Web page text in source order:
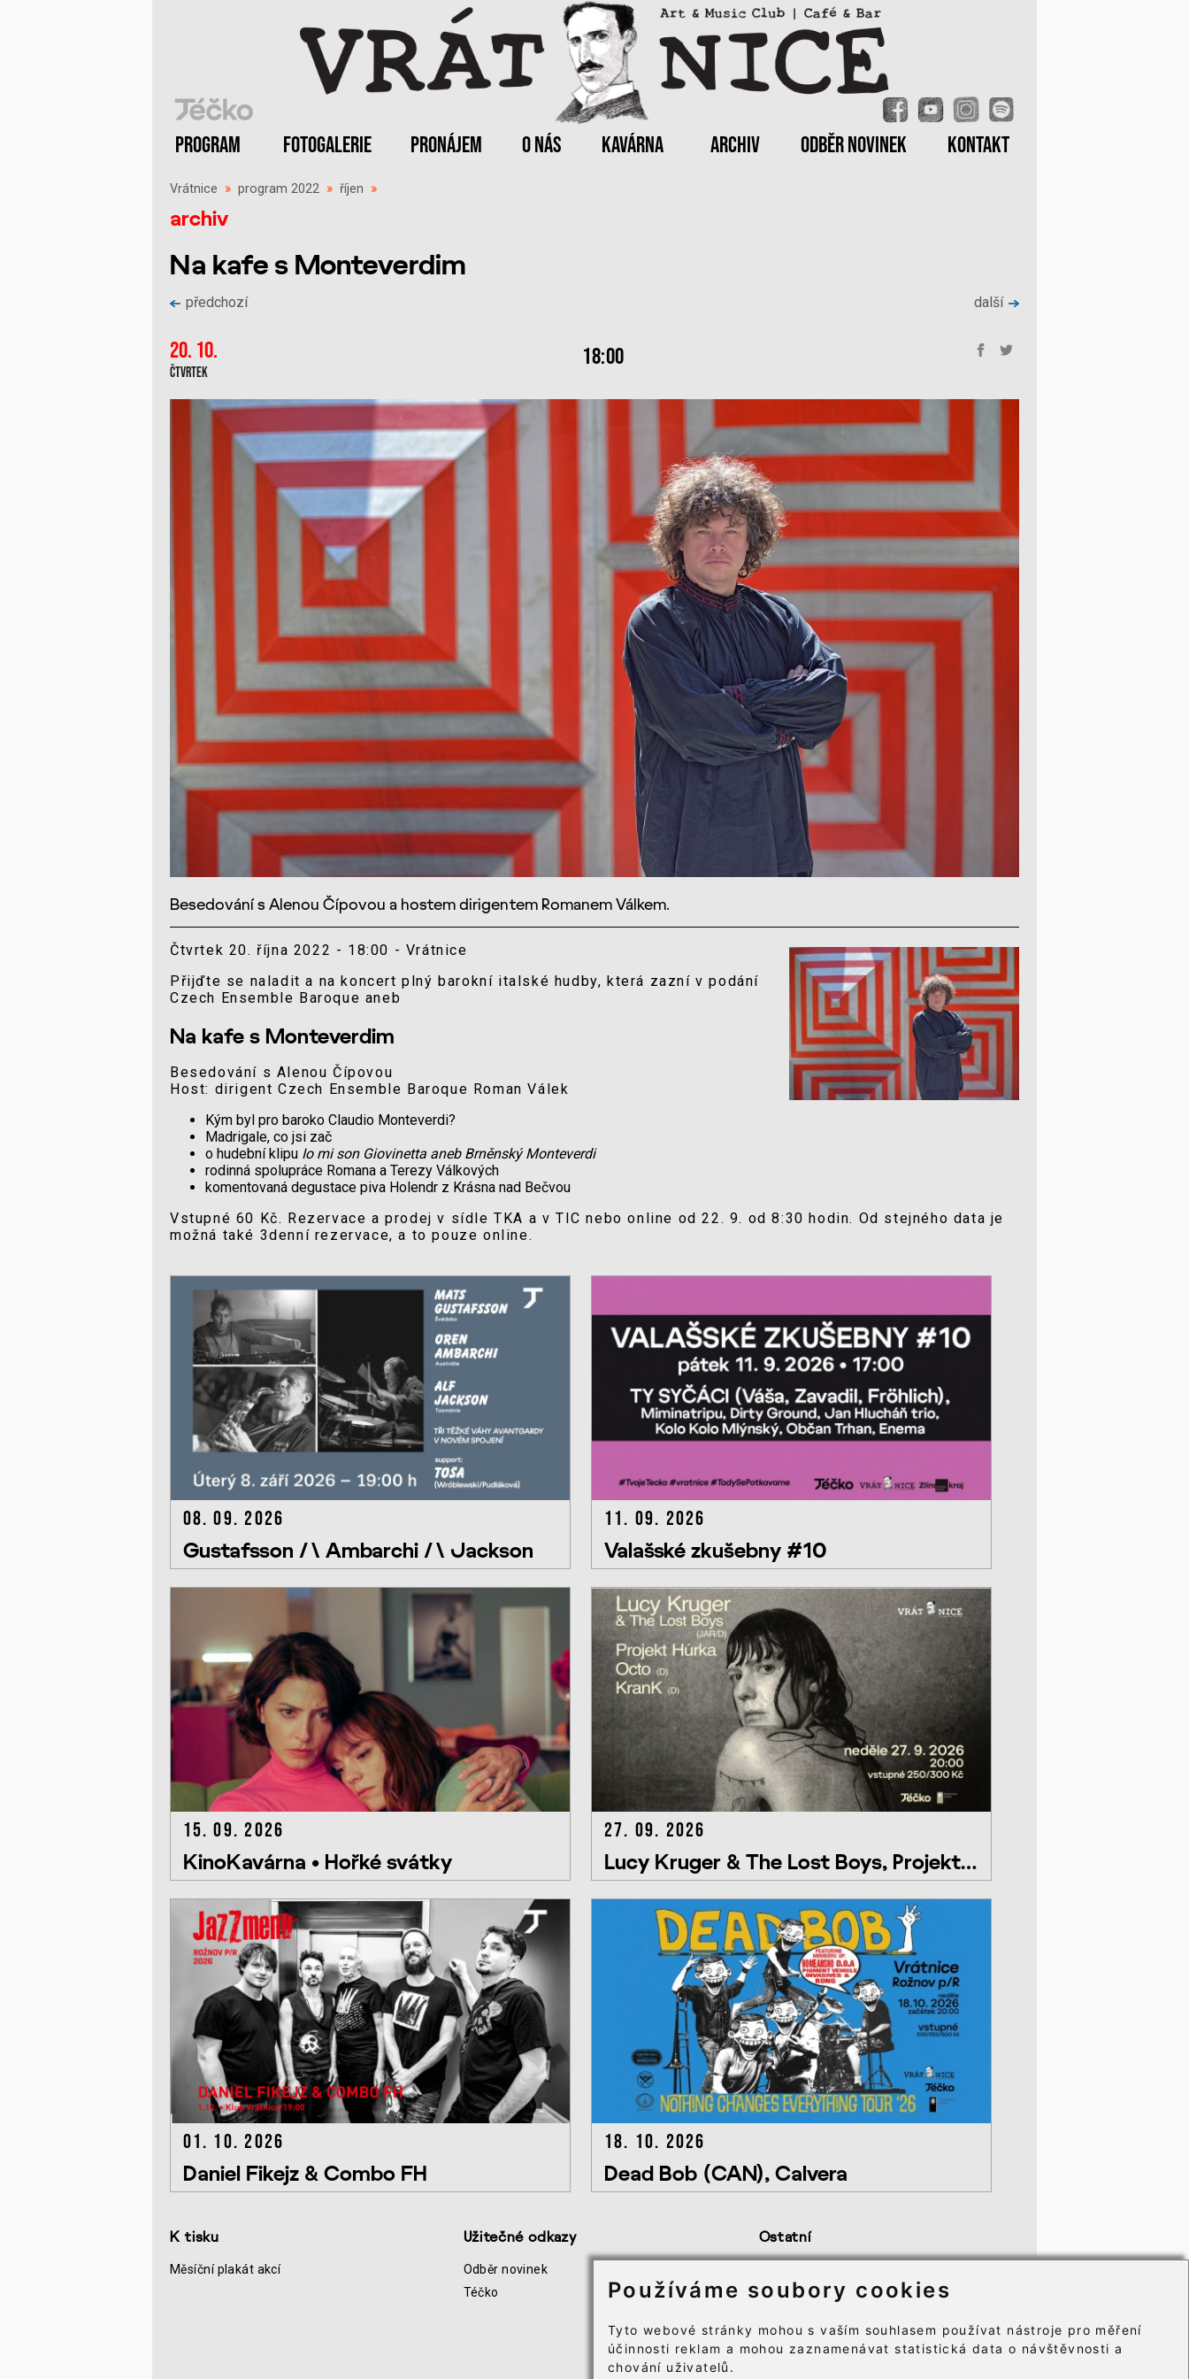
Používáme soubory cookies
Tyto webové stránky mohou s vaším souhlasem používat nástroje pro měření
účinnosti reklam a mohou zaznamenávat statistická data o návštěvnosti a
chování uživatelů.
PROGRAM FOTOGALERIE PRONÁJEM O NÁS KAVÁRNA ARCHIV ODBĚR NOVINEK KONTAKT
Vrátnice » program 2022 » říjen »
archiv
Na kafe s Monteverdim
předchozí další
20. 10.
Čtvrtek
18:00
Besedování s Alenou Čípovou a hostem dirigentem Romanem Válkem.
Čtvrtek 20. října 2022 - 18:00 - Vrátnice
Přijďte se naladit a na koncert plný barokní italské hudby, která zazní v podání
Czech Ensemble Baroque aneb
Na kafe s Monteverdim
Besedování s Alenou Čípovou
Host: dirigent Czech Ensemble Baroque Roman Válek
Kým byl pro baroko Claudio Monteverdi?
Madrigale, co jsi zač
o hudební klipu Io mi son Giovinetta aneb Brněnský Monteverdi
rodinná spolupráce Romana a Terezy Válkových
komentovaná degustace piva Holendr z Krásna nad Bečvou
Vstupné 60 Kč. Rezervace a prodej v sídle TKA a v TIC nebo online od 22. 9. od 8:30 hodin. Od stejného data je
možná také 3denní rezervace, a to pouze online.
08. 09. 2026
Gustafsson /\ Ambarchi /\ Jackson
11. 09. 2026
Valašské zkušebny #10
15. 09. 2026
KinoKavárna • Hořké svátky
27. 09. 2026
Lucy Kruger & The Lost Boys, Projekt
01. 10. 2026
Daniel Fikejz & Combo FH
18. 10. 2026
Dead Bob (CAN), Calvera
K tisku
Měsíční plakát akcí
Užitečné odkazy
Odběr novinek
Téčko
Ostatní
Informace o zpracování osobních údajů